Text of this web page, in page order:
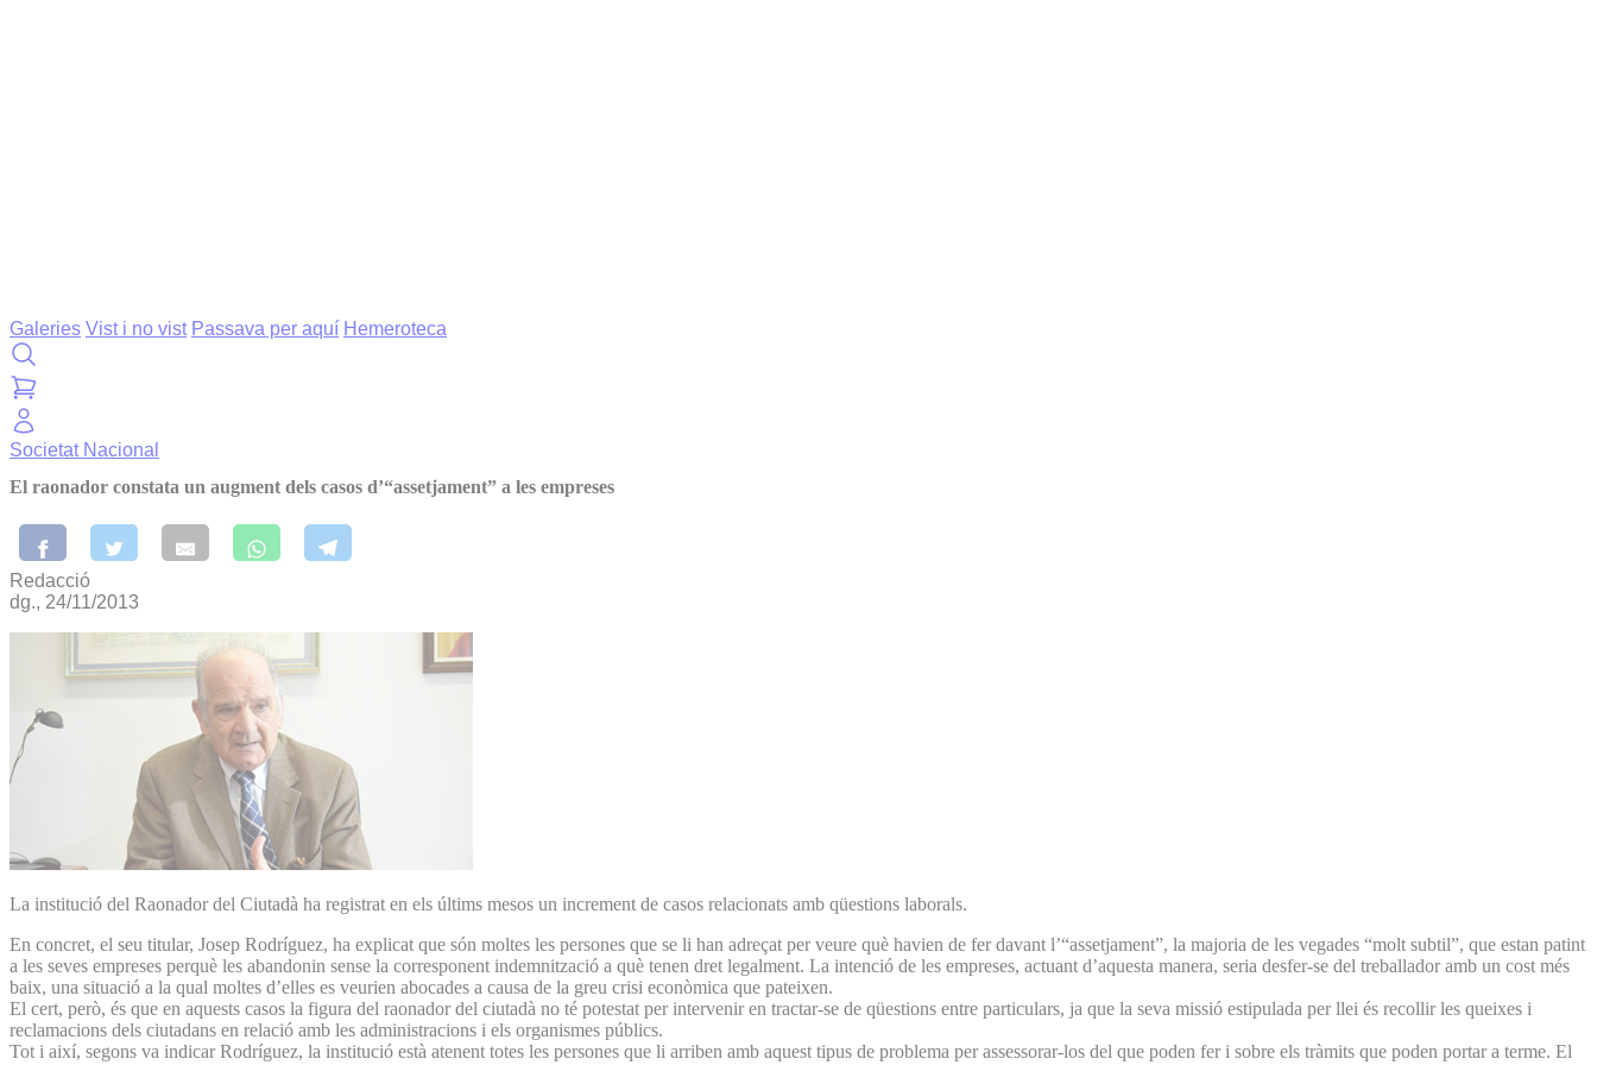
Galeries Vist i no vist Passava per aquí Hemeroteca
Societat Nacional
El raonador constata un augment dels casos d’“assetjament” a les empreses
Redacció
dg., 24/11/2013
La institució del Raonador del Ciutadà ha registrat en els últims mesos un increment de casos relacionats amb qüestions laborals.
En concret, el seu titular, Josep Rodríguez, ha explicat que són moltes les persones que se li han adreçat per veure què havien de fer davant l’“assetjament”, la majoria de les vegades “molt subtil”, que estan patint
a les seves empreses perquè les abandonin sense la corresponent indemnització a què tenen dret legalment. La intenció de les empreses, actuant d’aquesta manera, seria desfer-se del treballador amb un cost més
baix, una situació a la qual moltes d’elles es veurien abocades a causa de la greu crisi econòmica que pateixen.
El cert, però, és que en aquests casos la figura del raonador del ciutadà no té potestat per intervenir en tractar-se de qüestions entre particulars, ja que la seva missió estipulada per llei és recollir les queixes i
reclamacions dels ciutadans en relació amb les administracions i els organismes públics.
Tot i així, segons va indicar Rodríguez, la institució està atenent totes les persones que li arriben amb aquest tipus de problema per assessorar-los del que poden fer i sobre els tràmits que poden portar a terme. El